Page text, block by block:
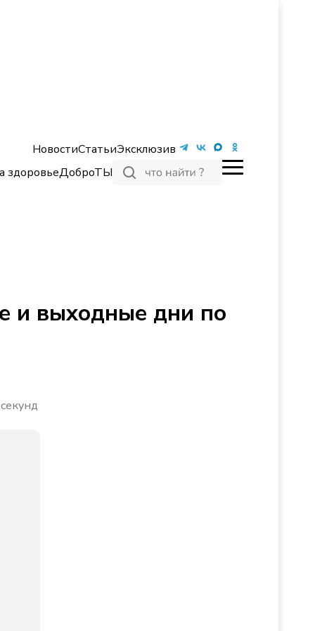
НовостиСтатьиЭксклюзив
здоровьеДоброТЫ
и выходные дни по